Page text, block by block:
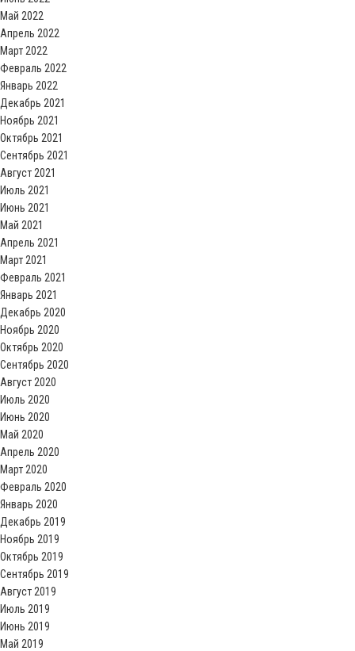
Май 2022
Апрель 2022
Март 2022
Февраль 2022
Январь 2022
Декабрь 2021
Ноябрь 2021
Октябрь 2021
Сентябрь 2021
Август 2021
Июль 2021
Июнь 2021
Май 2021
Апрель 2021
Март 2021
Февраль 2021
Январь 2021
Декабрь 2020
Ноябрь 2020
Октябрь 2020
Сентябрь 2020
Август 2020
Июль 2020
Июнь 2020
Май 2020
Апрель 2020
Март 2020
Февраль 2020
Январь 2020
Декабрь 2019
Ноябрь 2019
Октябрь 2019
Сентябрь 2019
Август 2019
Июль 2019
Июнь 2019
Май 2019